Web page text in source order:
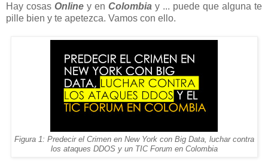
Hay cosas Online y en Colombia y ... puede que alguna te
pille bien y te apetezca. Vamos con ello.
Figura 1: Predecir el Crimen en New York con Big Data, luchar contra
los ataques DDOS y un TIC Forum en Colombia